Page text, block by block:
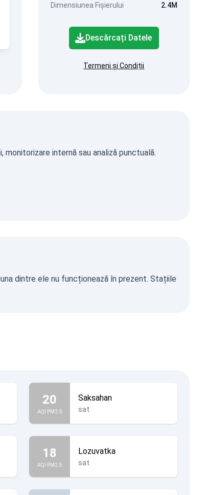
Dimensiunea Fișierului 2.4M
Descărcați Datele
Termeni și Condiții
internă sau analiză punctuală.
dintre ele nu funcționează în prezent. Stațiile
20
AQI PM2.5
Saksahan
sat
18
AQI PM2.5
Lozuvatka
sat